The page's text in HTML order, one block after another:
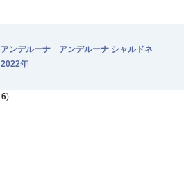
アンデルーナ アンデルーナ シャルドネ
2022年
6)